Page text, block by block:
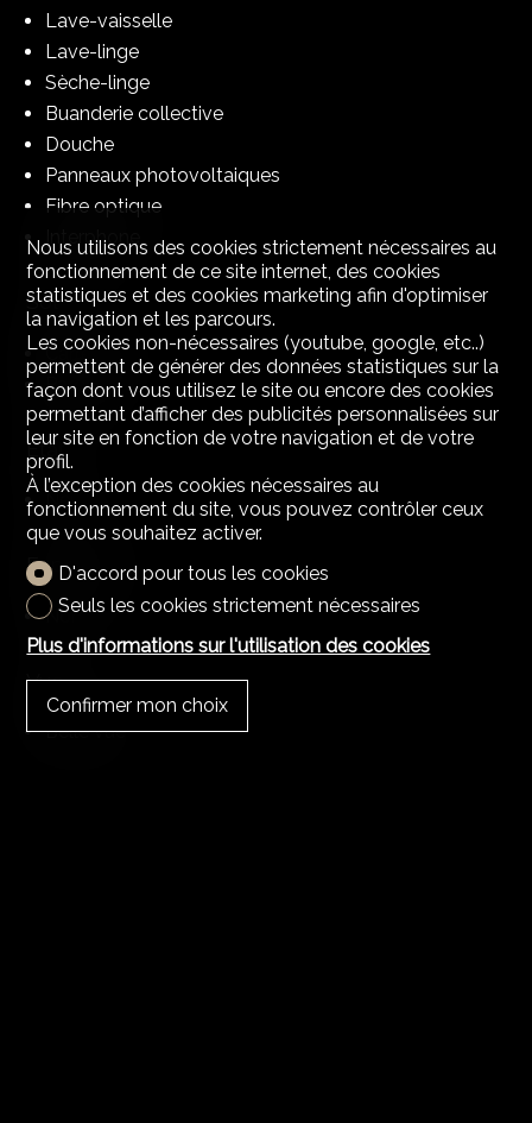
Lave-vaisselle
Lave-linge
Sèche-linge
Buanderie collective
Douche
Panneaux photovoltaiques
Fibre optique
Interphone
Sol
Carrelage
Parquet
Etat
Neuf
Exposition
Nord
Vue
Belle vue
Nous utilisons des cookies strictement nécessaires au
fonctionnement de ce site internet, des cookies
statistiques et des cookies marketing afin d'optimiser
la navigation et les parcours.
Les cookies non-nécessaires (youtube, google, etc..)
permettent de générer des données statistiques sur la
façon dont vous utilisez le site ou encore des cookies
permettant d’afficher des publicités personnalisées sur
leur site en fonction de votre navigation et de votre
profil.
À l’exception des cookies nécessaires au
fonctionnement du site, vous pouvez contrôler ceux
que vous souhaitez activer.
D'accord pour tous les cookies
Seuls les cookies strictement nécessaires
Plus d'informations sur l'utilisation des cookies
Confirmer mon choix